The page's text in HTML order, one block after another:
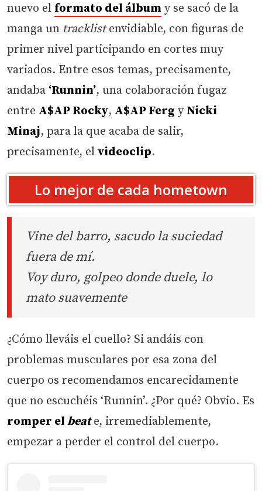
nuevo el formato del álbum y se sacó de la
manga un tracklistenvidiable, con figuras de
primer nivel participando en cortes muy
variados. Entre esos temas, precisamente,
andaba ‘Runnin’, una colaboración fugaz
entre A$AP Rocky, A$AP Ferg y Nicki
Minaj, para la que acaba de salir,
precisamente, el videoclip.
Lo mejor de cada hometown
Vine del barro, sacudo la suciedad
fuera de mí.
Voy duro, golpeo donde duele, lo
mato suavemente
¿Cómo lleváis el cuello? Si andáis con
problemas musculares por esa zona del
cuerpo os recomendamos encarecidamente
que no escuchéis ‘Runnin’. ¿Por qué? Obvio. Es
romper el beate, irremediablemente,
empezar a perder el control del cuerpo.